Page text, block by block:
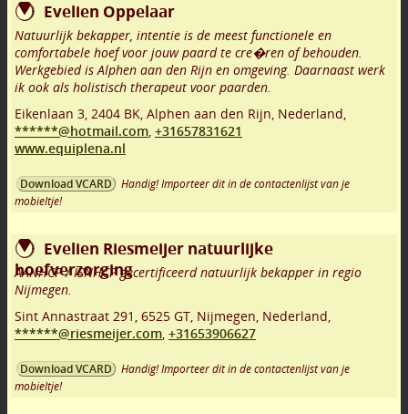
Evelien Oppelaar
Natuurlijk bekapper, intentie is de meest functionele en
comfortabele hoef voor jouw paard te cre�ren of behouden.
Werkgebied is Alphen aan den Rijn en omgeving. Daarnaast werk
ik ook als holistisch therapeut voor paarden.
Eikenlaan 3, 2404 BK, Alphen aan den Rijn, Nederland,
******@hotmail.com, +31657831621
www.equiplena.nl
Download VCARD
Handig! Importeer dit in de contactenlijst van je
mobieltje!
Evelien Riesmeijer natuurlijke
hoefverzorging
AANHCP / ISNHCP gecertificeerd natuurlijk bekapper in regio
Nijmegen.
Sint Annastraat 291 , 6525 GT, Nijmegen, Nederland,
******@riesmeijer.com, +31653906627
Download VCARD
Handig! Importeer dit in de contactenlijst van je
mobieltje!